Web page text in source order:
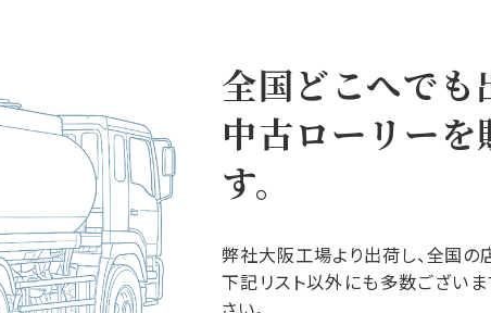
全国どこへでも
中古ローリーを
す。
弊社大阪工場より出荷し、全国の
下記リスト以外にも多数ございま